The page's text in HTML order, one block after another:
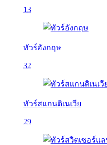
13
ทัวร์อังกฤษ
32
ทัวร์สแกนดิเนเวีย
29